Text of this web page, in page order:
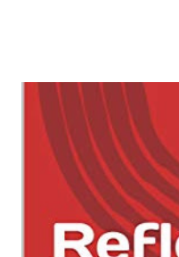
esta nota, mas vale
jornalismo merece um
Viva) consultando
refugiado,
Bolsonaro), enfim, é um
jornalista da Folha com
Como jornalista